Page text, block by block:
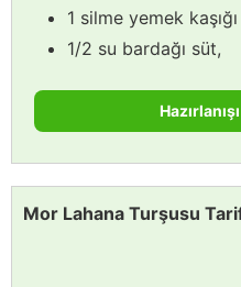
1 silme yemek
1/2 su bardağı süt,
Mor Lahana Turşusu